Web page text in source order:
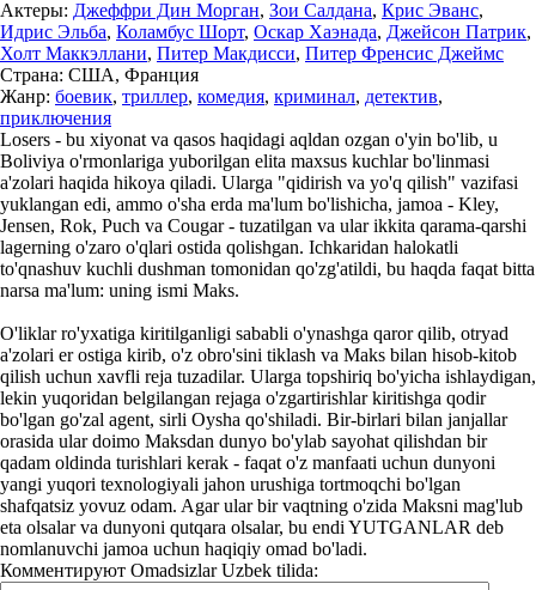
Актеры: Джеффри Дин Морган, Зои Салдана, Крис Эванс,
Идрис Эльба, Коламбус Шорт, Оскар Хаэнада, Джейсон Патрик,
Холт Маккэллани, Питер Макдисси, Питер Френсис Джеймс
Страна: США, Франция
Жанр: боевик, триллер, комедия, криминал, детектив,
приключения
Losers - bu xiyonat va qasos haqidagi aqldan ozgan o'yin bo'lib, u
Boliviya o'rmonlariga yuborilgan elita maxsus kuchlar bo'linmasi
a'zolari haqida hikoya qiladi. Ularga "qidirish va yo'q qilish" vazifasi
yuklangan edi, ammo o'sha erda ma'lum bo'lishicha, jamoa - Kley,
Jensen, Rok, Puch va Cougar - tuzatilgan va ular ikkita qarama-qarshi
lagerning o'zaro o'qlari ostida qolishgan. Ichkaridan halokatli
to'qnashuv kuchli dushman tomonidan qo'zg'atildi, bu haqda faqat bitta
narsa ma'lum: uning ismi Maks.
O'liklar ro'yxatiga kiritilganligi sababli o'ynashga qaror qilib, otryad
a'zolari er ostiga kirib, o'z obro'sini tiklash va Maks bilan hisob-kitob
qilish uchun xavfli reja tuzadilar. Ularga topshiriq bo'yicha ishlaydigan,
lekin yuqoridan belgilangan rejaga o'zgartirishlar kiritishga qodir
bo'lgan go'zal agent, sirli Oysha qo'shiladi. Bir-birlari bilan janjallar
orasida ular doimo Maksdan dunyo bo'ylab sayohat qilishdan bir
qadam oldinda turishlari kerak - faqat o'z manfaati uchun dunyoni
yangi yuqori texnologiyali jahon urushiga tortmoqchi bo'lgan
shafqatsiz yovuz odam. Agar ular bir vaqtning o'zida Maksni mag'lub
eta olsalar va dunyoni qutqara olsalar, bu endi YUTGANLAR deb
nomlanuvchi jamoa uchun haqiqiy omad bo'ladi.
Комментируют Omadsizlar Uzbek tilida: